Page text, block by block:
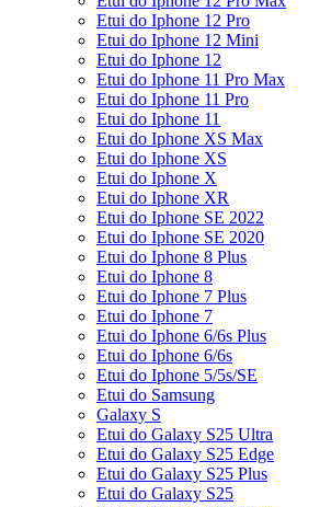
Etui do Iphone 12 Pro
Etui do Iphone 12 Mini
Etui do Iphone 12
Etui do Iphone 11 Pro Max
Etui do Iphone 11 Pro
Etui do Iphone 11
Etui do Iphone XS Max
Etui do Iphone XS
Etui do Iphone X
Etui do Iphone XR
Etui do Iphone SE 2022
Etui do Iphone SE 2020
Etui do Iphone 8 Plus
Etui do Iphone 8
Etui do Iphone 7 Plus
Etui do Iphone 7
Etui do Iphone 6/6s Plus
Etui do Iphone 6/6s
Etui do Iphone 5/5s/SE
Etui do Samsung
Galaxy S
Etui do Galaxy S25 Ultra
Etui do Galaxy S25 Edge
Etui do Galaxy S25 Plus
Etui do Galaxy S25